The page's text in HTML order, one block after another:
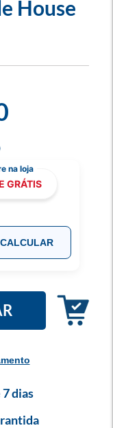
House
GRÁTIS
CALCULAR
dias